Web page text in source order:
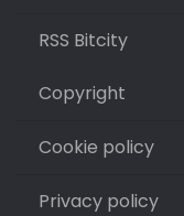
RSS Bitcity
Copyright
Cookie policy
Privacy policy